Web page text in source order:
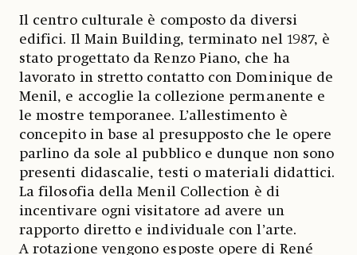
Il centro culturale è composto da diversi
edifici. Il Main Building, terminato nel 1987, è
stato progettato da Renzo Piano, che ha
lavorato in stretto contatto con Dominique de
Menil, e accoglie la collezione permanente e
le mostre temporanee. L’allestimento è
concepito in base al presupposto che le opere
parlino da sole al pubblico e dunque non sono
presenti didascalie, testi o materiali didattici.
La filosofia della Menil Collection è di
incentivare ogni visitatore ad avere un
rapporto diretto e individuale con l’arte.
A rotazione vengono esposte opere di René